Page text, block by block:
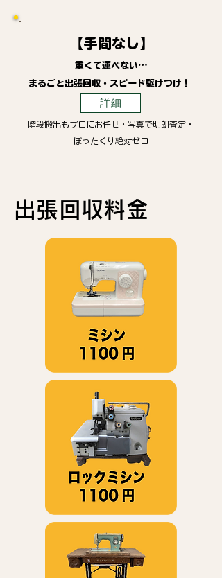
【手間なし】
重くて運べない…
まるごと出張回収・スピード駆けつけ！
詳細
階段搬出もプロにお任せ・写真で明朗査定・
ぼったくり絶対ゼロ
出張回収料金